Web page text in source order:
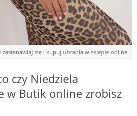
zastanawiaj się i kupuj ubrania w sklepie online
czy Niedziela
w Butik online zrobisz